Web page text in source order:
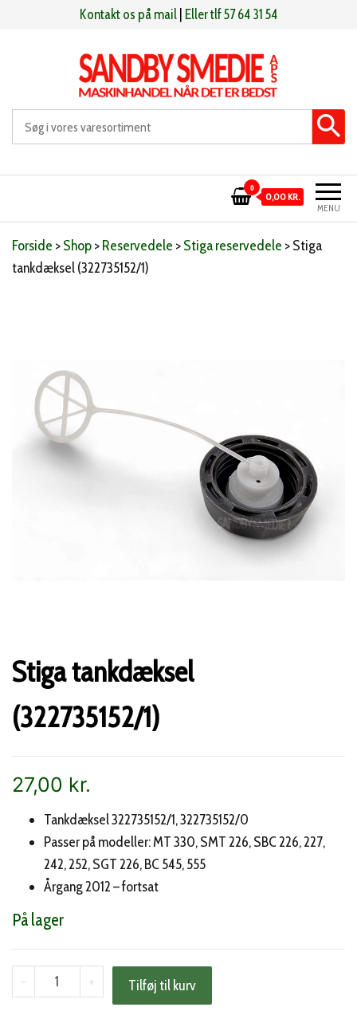
Kontakt os på mail Eller tlf 57 64 31 54
Sandby smeden Maskinhandel når det er bedst
MENU
0
0,00 KR.
Forside >Shop>Reservedele >Stiga reservedele >Stiga
tankdæksel (322735152/1)
Stiga tankdæksel
(322735152/1)
27,00 kr.
Tankdæksel 322735152/1, 322735152/0
Passer på modeller: MT 330, SMT 226, SBC 226, 227,
242, 252, SGT 226, BC 545, 555
Årgang 2012 – fortsat
På lager
-
Stiga
tankdæksel
+ Tilføj til kurv